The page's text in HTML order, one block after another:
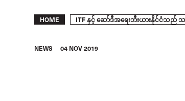
Breadcrumb
HOME ITF နှင့် ဆော်ဒီအရေးဘီးယားနိုင်ငံသည်
NEWS 04 NOV 2019